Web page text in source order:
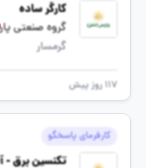
کارگر ساده
گروه صنعتی
گرمسار
117 روز پیش
کارفرمای پاسخگو
تکنسین برق -